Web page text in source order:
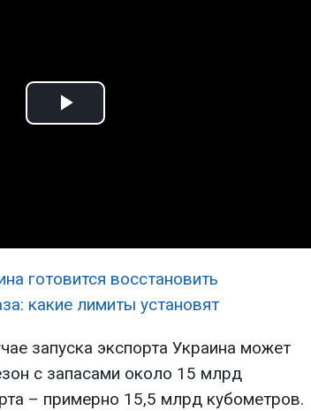
Play
готовится восстановить
какие лимиты установят
запуска экспорта Украина может
с запасами около 15 млрд
– примерно 15,5 млрд кубометров.